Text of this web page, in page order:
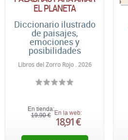
EL PLANETA
Diccionario ilustrado
de paisajes,
emociones y
posibilidades
Libros del Zorro Rojo . 2026
En tienda:
19,90 € En la web:
18,91 €